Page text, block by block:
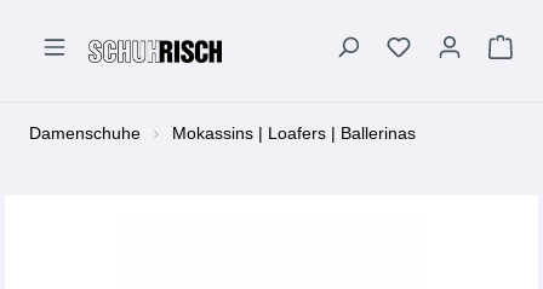
Damenschuhe Mokassins | Loafers | Ballerinas